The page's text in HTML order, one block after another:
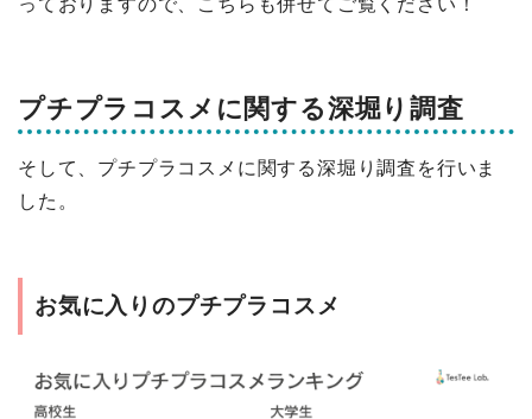
プチプラコスメに関する深堀り調査
そして、プチプラコスメに関する深堀り調査を行いま
した。
お気に入りのプチプラコスメ